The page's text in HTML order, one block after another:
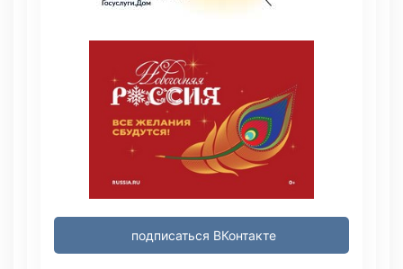
подписаться ВКонтакте